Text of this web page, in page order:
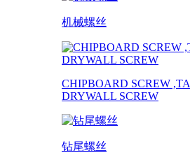
机械螺丝
CHIPBOARD SCREW
DRYWALL SCREW
钻尾螺丝